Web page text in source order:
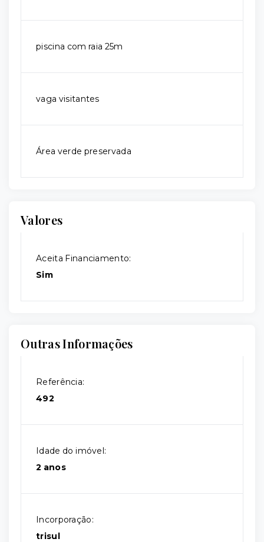
piscina com raia 25m
vaga visitantes
Área verde preservada
Valores
Aceita Financiamento:
Sim
Outras Informações
Referência:
492
Idade do imóvel:
2 anos
Incorporação:
trisul